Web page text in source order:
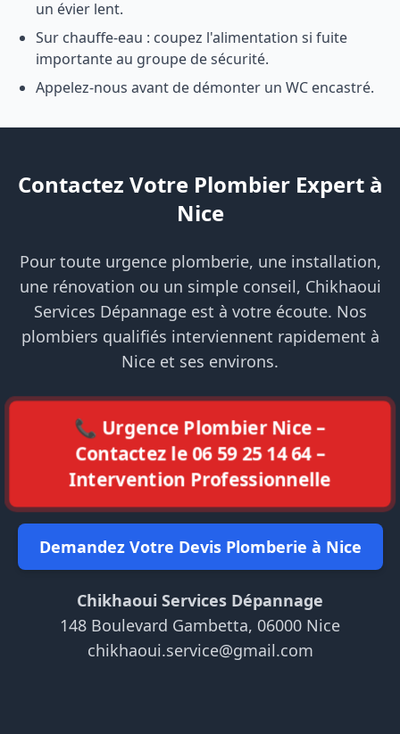
un évier lent.
Sur chauffe-eau : coupez l'alimentation si fuite
importante au groupe de sécurité.
Appelez-nous avant de démonter un WC encastré.
Contactez Votre Plombier Expert à
Nice
Pour toute urgence plomberie, une installation,
une rénovation ou un simple conseil, Chikhaoui
Services Dépannage est à votre écoute. Nos
plombiers qualifiés interviennent rapidement à
Nice et ses environs.
📞 Urgence Plombier Nice –
Contactez le 06 59 25 14 64 –
Intervention Professionnelle
Demandez Votre Devis Plomberie à Nice
Chikhaoui Services Dépannage
148 Boulevard Gambetta, 06000 Nice
chikhaoui.service@gmail.com